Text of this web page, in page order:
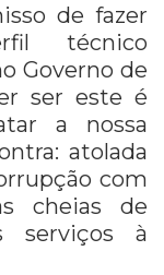
de fazer
técnico
Governo de
ser este é
a nossa
atolada
com
cheias de
serviços à